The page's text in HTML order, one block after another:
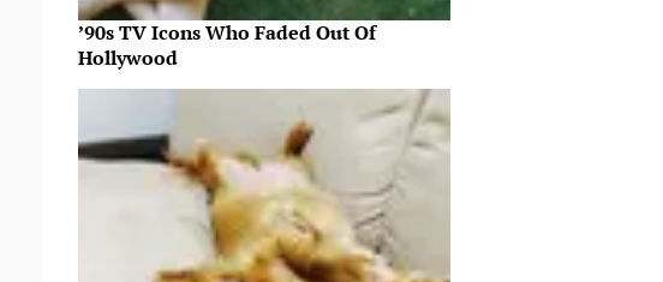
’90s TV Icons Who Faded Out Of
Hollywood